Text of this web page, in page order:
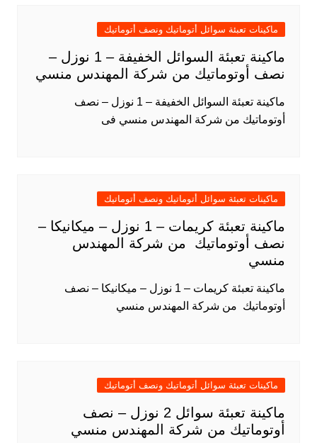
ماكينات تعبئة سوائل أتوماتيك ونصف أتوماتيك
ماكينة تعبئة السوائل الخفيفة – 1 نوزل –
نصف أوتوماتيك من شركة المهندس منسي
ماكينة تعبئة السوائل الخفيفة – 1 نوزل – نصف
أوتوماتيك من شركة المهندس منسي فى
ماكينات تعبئة سوائل أتوماتيك ونصف أتوماتيك
ماكينة تعبئة كريمات – 1 نوزل – ميكانيكا –
نصف أوتوماتيك من شركة المهندس
منسي
ماكينة تعبئة كريمات – 1 نوزل – ميكانيكا – نصف
أوتوماتيك من شركة المهندس منسي
ماكينات تعبئة سوائل أتوماتيك ونصف أتوماتيك
ماكينة تعبئة سوائل 2 نوزل – نصف
أوتوماتيك من شركة المهندس منسي